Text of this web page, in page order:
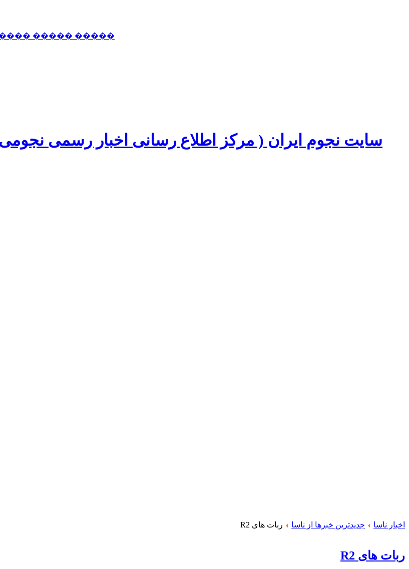
����� �����
سایت نجوم ایران ( مرکز اطلاع رسانی اخبار رسمی
اخبار ناسا جدیدترین خبرها از ناسا ربات های R2
ربات های R2